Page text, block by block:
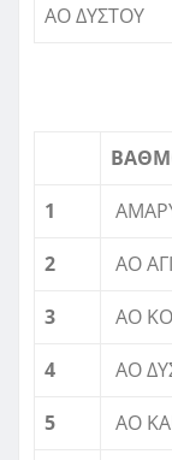
ΑΟ ΔΥΣΤΟΥ
1
2
ΑΟ
3
ΑΟ
4
ΑΟ
5
ΑΟ